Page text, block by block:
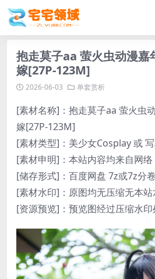
抱走莫子aa 萤火虫动漫嘉
嫁[27P-123M]
2026-06-03 单套赏析
[素材名称]：抱走莫子aa 萤火虫
嫁[27P-123M]
[素材类型]：美少女Cosplay 或
[素材申明]：本站内容均来自网
[储存形式]：百度网盘 7z或7z分
[素材水印]：原图均无压缩无本站
[资源预览]：预览图经过压缩水印